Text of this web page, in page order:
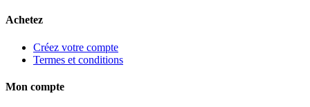
Achetez
Créez votre compte
Termes et conditions
Mon compte